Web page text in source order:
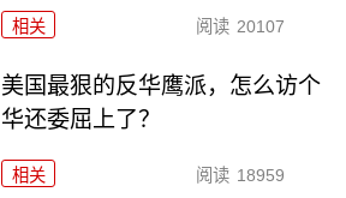
相关 阅读 20107
美国最狠的反华鹰派，怎么访个
华还委屈上了？
相关 阅读 18959